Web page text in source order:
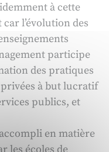
à cette
l’évolution des
participe
des pratiques
à but lucratif
publics, et
en matière